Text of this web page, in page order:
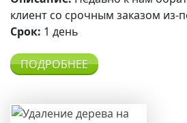
клиент со срочным заказом из-
Срок: 1 день
ПОДРОБНЕЕ